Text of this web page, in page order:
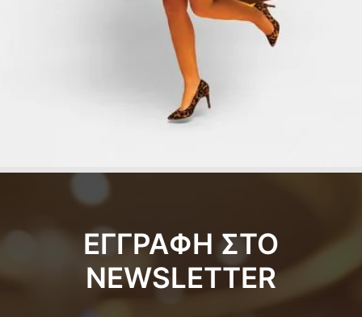
ΕΓΓΡΑΦΗ ΣΤΟ
NEWSLETTER